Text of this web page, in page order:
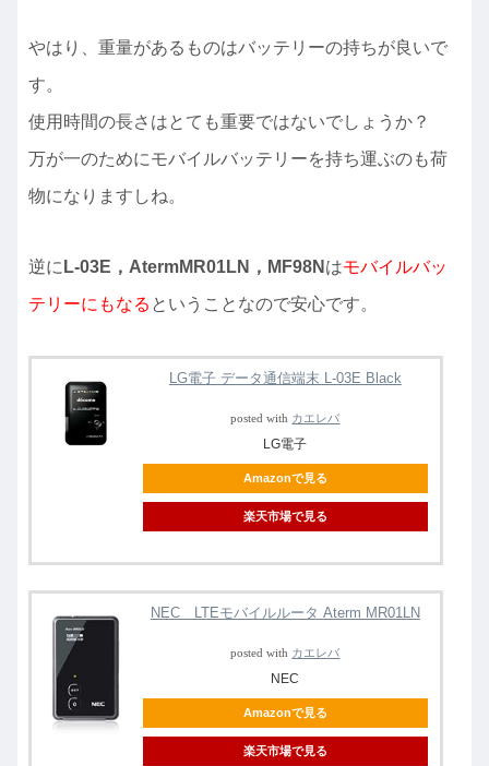
やはり、重量があるものはバッテリーの持ちが良いで
す。
使用時間の長さはとても重要ではないでしょうか？
万が一のためにモバイルバッテリーを持ち運ぶのも荷
物になりますしね。
逆に L-03E，AtermMR01LN，MF98N はモバイルバッ
テリーにもなる ということなので安心です。
LG電子 データ通信端末 L-03E Black
posted with カエレバ
LG電子
Amazonで見る
楽天市場で見る
NEC LTEモバイルルータ Aterm MR01LN
posted with カエレバ
NEC
Amazonで見る
楽天市場で見る